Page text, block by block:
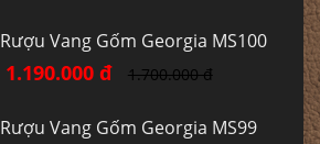
Rượu Vang Gốm Georgia MS100
1.190.000 đ 1.700.000 đ
Rượu Vang Gốm Georgia MS99